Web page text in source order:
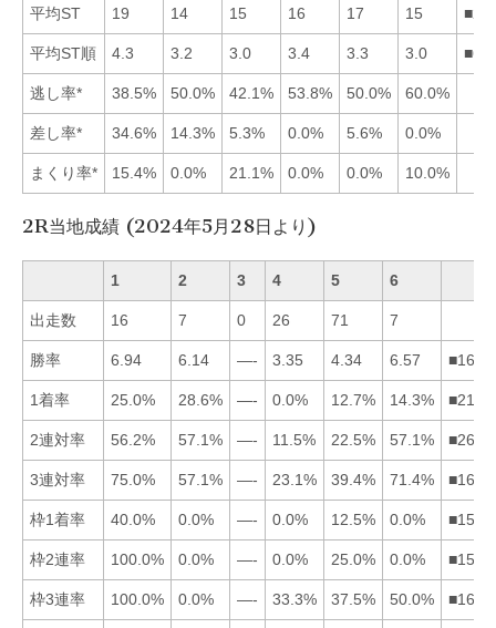
平均ST 19 14 15 16 17 15
平均ST順 4.3 3.2 3.0 3.4 3.3 3.0
逃し率* 38.5% 50.0% 42.1% 53.8% 50.0% 60.0%
差し率* 34.6% 14.3% 5.3% 0.0% 5.6% 0.0%
まくり率* 15.4% 0.0% 21.1% 0.0% 0.0% 10.0%
2R当地成績 (2024年5月28日より)
1 2 3 4 5 6
出走数 16 7 0 26 71 7
勝率 6.94 6.14 —- 3.35 4.34 6.57
1着率 25.0% 28.6% —- 0.0% 12.7% 14.3%
2連対率 56.2% 57.1% —- 11.5% 22.5% 57.1%
3連対率 75.0% 57.1% —- 23.1% 39.4% 71.4%
枠1着率 40.0% 0.0% —- 0.0% 12.5% 0.0%
枠2連率 100.0% 0.0% —- 0.0% 25.0% 0.0%
枠3連率 100.0% 0.0% —- 33.3% 37.5% 50.0%